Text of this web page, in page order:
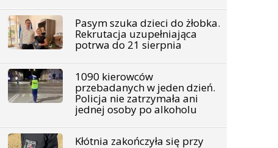
Pasym szuka dzieci do żłobka.
Rekrutacja uzupełniająca
potrwa do 21 sierpnia
1090 kierowców
przebadanych w jeden dzień.
Policja nie zatrzymała ani
jednej osoby po alkoholu
Kłótnia zakończyła się przy